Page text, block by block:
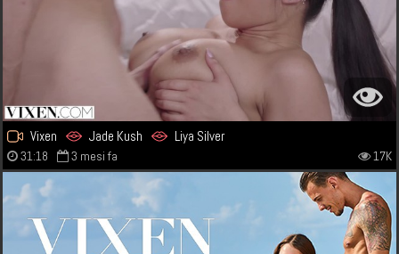
Vixen Jade Kush Liya Silver
31:18 3 mesi fa 17K